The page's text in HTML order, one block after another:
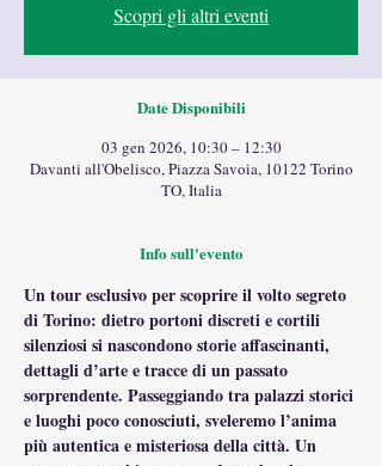
Scopri gli altri eventi
Date Disponibili
03 gen 2026, 10:30 – 12:30
Davanti all'Obelisco, Piazza Savoia, 10122 Torino
TO, Italia
Info sull'evento
Un tour esclusivo per scoprire il volto segreto
di Torino: dietro portoni discreti e cortili
silenziosi si nascondono storie affascinanti,
dettagli d’arte e tracce di un passato
sorprendente. Passeggiando tra palazzi storici
e luoghi poco conosciuti, sveleremo l’anima
più autentica e misteriosa della città. Un